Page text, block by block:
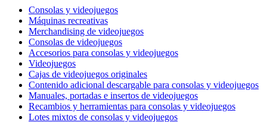
Consolas y videojuegos
Máquinas recreativas
Merchandising de videojuegos
Consolas de videojuegos
Accesorios para consolas y videojuegos
Videojuegos
Cajas de videojuegos originales
Contenido adicional descargable para consolas y videojuegos
Manuales, portadas e insertos de videojuegos
Recambios y herramientas para consolas y videojuegos
Lotes mixtos de consolas y videojuegos